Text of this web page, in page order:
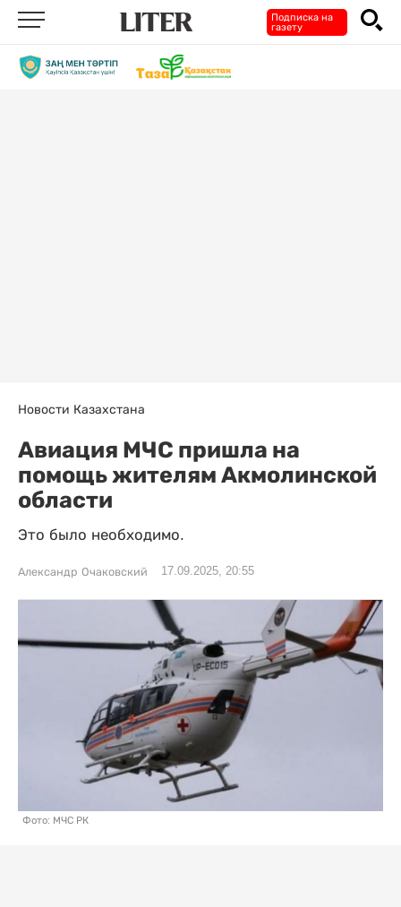
Подписка на
газету
Новости Казахстана
Авиация МЧС пришла на
помощь жителям Акмолинской
области
Это было необходимо.
Александр Очаковский 17.09.2025, 20:55
Фото: МЧС РК